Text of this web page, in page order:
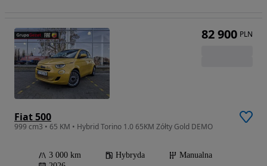
Fiat 500
999 cm3 • 65 KM • Hybrid Torino 1.0 65KM Zółty Gold DEMO
3 000 km Hybryda
Manualna
82 900 PLN